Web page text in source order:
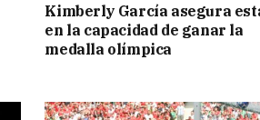
Kimberly García asegura
en la capacidad de ganar la
medalla olímpica